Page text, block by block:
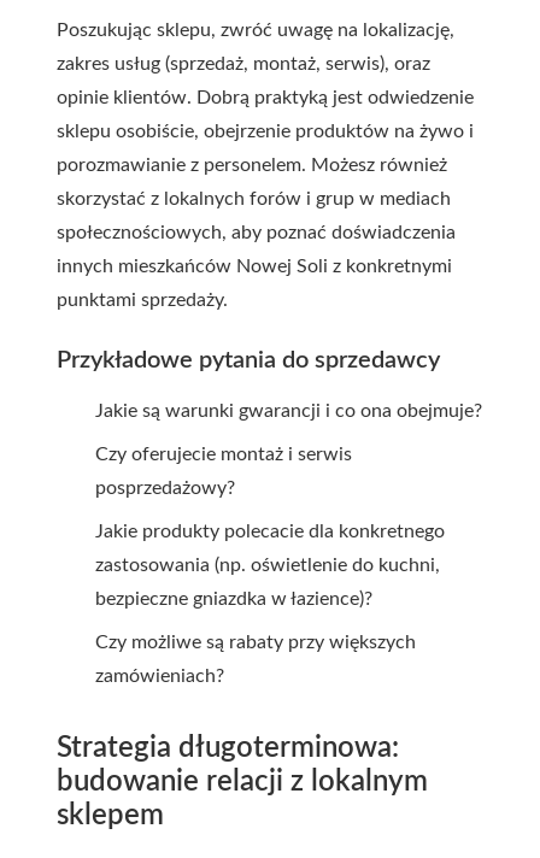
Poszukując sklepu, zwróć uwagę na lokalizację,
zakres usług (sprzedaż, montaż, serwis), oraz
opinie klientów. Dobrą praktyką jest odwiedzenie
sklepu osobiście, obejrzenie produktów na żywo i
porozmawianie z personelem. Możesz również
skorzystać z lokalnych forów i grup w mediach
społecznościowych, aby poznać doświadczenia
innych mieszkańców Nowej Soli z konkretnymi
punktami sprzedaży.
Przykładowe pytania do sprzedawcy
Jakie są warunki gwarancji i co ona obejmuje?
Czy oferujecie montaż i serwis
posprzedażowy?
Jakie produkty polecacie dla konkretnego
zastosowania (np. oświetlenie do kuchni,
bezpieczne gniazdka w łazience)?
Czy możliwe są rabaty przy większych
zamówieniach?
Strategia długoterminowa:
budowanie relacji z lokalnym
sklepem